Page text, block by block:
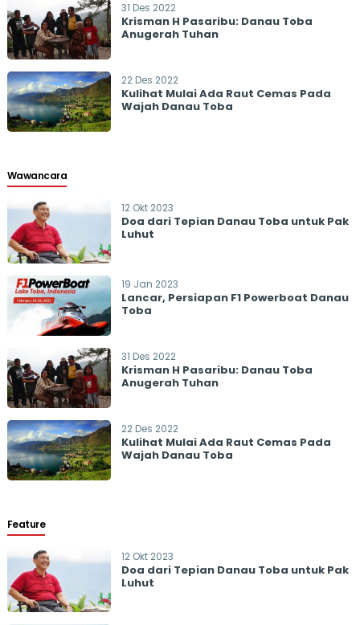
31 Des 2022
Krisman H Pasaribu: Danau Toba
Anugerah Tuhan
22 Des 2022
Kulihat Mulai Ada Raut Cemas Pada
Wajah Danau Toba
Wawancara
12 Okt 2023
Doa dari Tepian Danau Toba untuk Pak
Luhut
19 Jan 2023
Lancar, Persiapan F1 Powerboat Danau
Toba
31 Des 2022
Krisman H Pasaribu: Danau Toba
Anugerah Tuhan
22 Des 2022
Kulihat Mulai Ada Raut Cemas Pada
Wajah Danau Toba
Feature
12 Okt 2023
Doa dari Tepian Danau Toba untuk Pak
Luhut